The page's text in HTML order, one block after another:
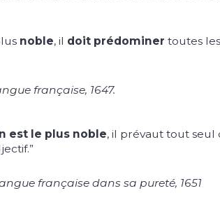
noble, il doit prédominer toutes
française, 1647.
est le plus noble, il prévaut tout seul
française dans sa pureté, 1651